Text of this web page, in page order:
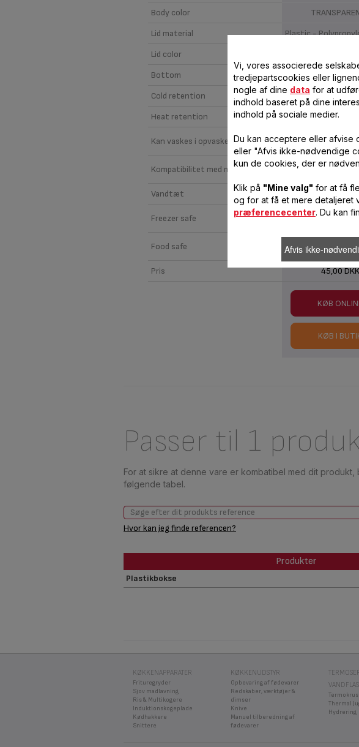
Body color
Lid material
Plastic -
Lid color
Bottom
Cold retention
Not
Heat retention
Not
Kan vaskes i opvaskemaskine
Kompatibilitet med mikrobølgeovn
Vandtæt Not
Freezer safe
Food safe
Pris 45,00 DKK
KØB
KØB I
Passer til 1
For at sikre at denne vare er kombatibel med dit
følgende tabel.
Hvor kan jeg finde referencen?
Produkter
Plastikbokse
KØKKENAPPARATER
Frituregryder
Sjov madlavning
Ris & Multikogere
Induktionskogeplade
Kødhakkere
Snittere
KØKKENUDSTYR
Opbevaring af fødevarer
Redskaber, værktøjer &
dimser
Knive
Manuel tilberedning af
fødevarer
Termokrus
Thermal
Hydrering
Vi, vores associerede
tredjepartscookies eller
nogle af dine data for at
indhold baseret på dine
indhold på sociale medier.
Du kan acceptere eller afvise
eller "Afvis ikke-nødvendige
kun de cookies, der er
Klik på "Mine valg" for at få
og for at få et mere detaljeret
præferencecenter. Du kan
Afvis ikke-